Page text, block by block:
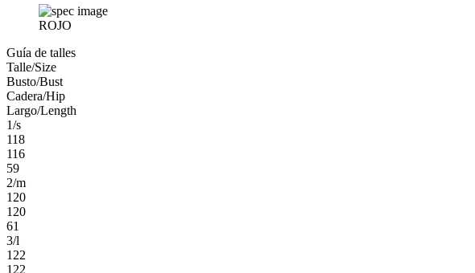
ROJO
Guía de talles
Talle/Size
Busto/Bust
Cadera/Hip
Largo/Length
1/s
118
116
59
2/m
120
120
61
3/l
122
122